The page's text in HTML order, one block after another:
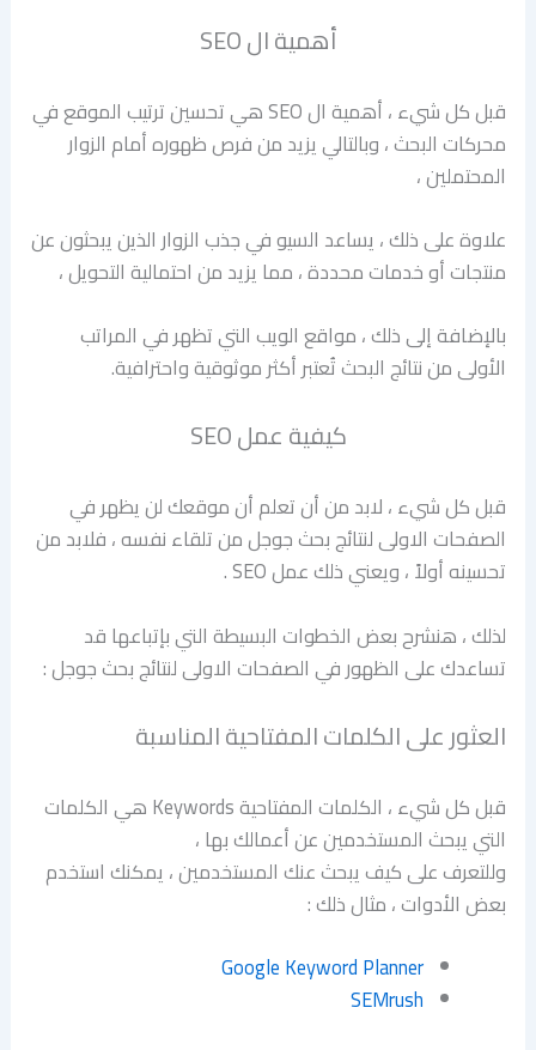
أهمية ال SEO
قبل كل شيء ، أهمية ال SEO هي تحسين ترتيب الموقع في
محركات البحث ، وبالتالي يزيد من فرص ظهوره أمام الزوار
المحتملين ،
علاوة على ذلك ، يساعد السيو في جذب الزوار الذين يبحثون عن
منتجات أو خدمات محددة ، مما يزيد من احتمالية التحويل ،
بالإضافة إلى ذلك ، مواقع الويب التي تظهر في المراتب
الأولى من نتائج البحث تُعتبر أكثر موثوقية واحترافية.
كيفية عمل SEO
قبل كل شيء ، لابد من أن تعلم أن موقعك لن يظهر في
الصفحات الاولى لنتائج بحث جوجل من تلقاء نفسه ، فلابد من
تحسينه أولاً ، ويعني ذلك عمل SEO .
لذلك ، هنشرح بعض الخطوات البسيطة التي بإتباعها قد
تساعدك على الظهور في الصفحات الاولى لنتائج بحث جوجل :
العثور على الكلمات المفتاحية المناسبة
قبل كل شيء ، الكلمات المفتاحية Keywords هي الكلمات
التي يبحث المستخدمين عن أعمالك بها ،
وللتعرف على كيف يبحث عنك المستخدمين ، يمكنك استخدم
بعض الأدوات ، مثال ذلك :
Google Keyword Planner
SEMrush